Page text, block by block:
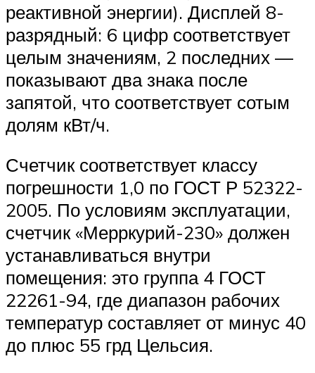
реактивной энергии). Дисплей 8-
разрядный: 6 цифр соответствует
целым значениям, 2 последних —
показывают два знака после
запятой, что соответствует сотым
долям кВт/ч.
Счетчик соответствует классу
погрешности 1,0 по ГОСТ Р 52322-
2005. По условиям эксплуатации,
счетчик «Мерркурий-230» должен
устанавливаться внутри
помещения: это группа 4 ГОСТ
22261-94, где диапазон рабочих
температур составляет от минус 40
до плюс 55 грд Цельсия.